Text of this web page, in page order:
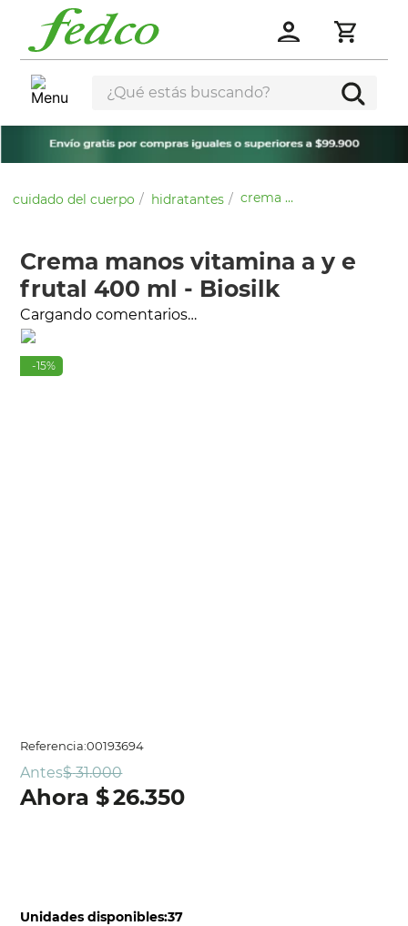
¿Qué estás buscando?
cuidado del cuerpo hidratantes crema manos vitamina a y e frutal 400 ml - biosilk
Crema manos vitamina a y e
frutal 400 ml - Biosilk
Cargando comentarios…
-15%
Referencia:00193694
Antes$ 31.000
$26.350
Unidades disponibles:37